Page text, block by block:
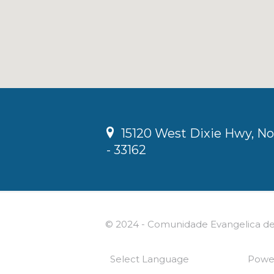
15120 West Dixie Hwy,
- 33162
© 2024 - Comunidade Evangelica